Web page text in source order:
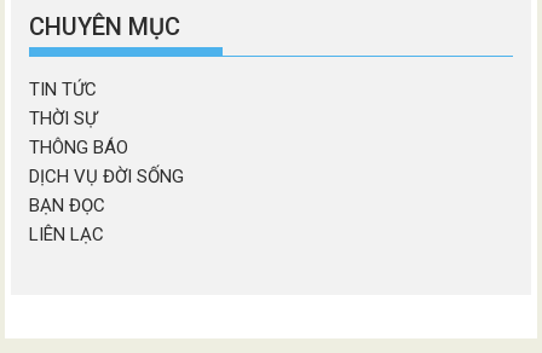
mục
CHUYÊN MỤC
TIN TỨC
THỜI SỰ
THÔNG BÁO
DỊCH VỤ ĐỜI SỐNG
BẠN ĐỌC
LIÊN LẠC